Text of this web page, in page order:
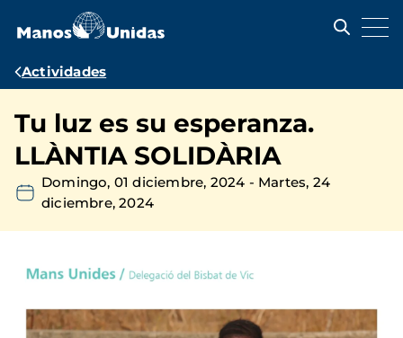
contenido
Ruta
navegación
Actividades
Tu luz es su esperanza.
LLÀNTIA SOLIDÀRIA
Domingo, 01 diciembre, 2024 - Martes, 24
diciembre, 2024